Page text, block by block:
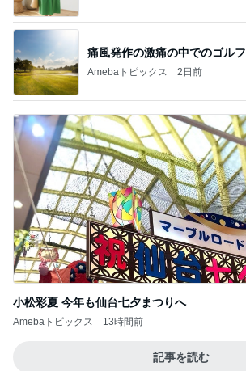
痛風発作の激痛の中でのゴルフ
Amebaトピックス 2日前
小松彩夏 今年も仙台七夕まつりへ
Amebaトピックス 13時間前
記事を読む